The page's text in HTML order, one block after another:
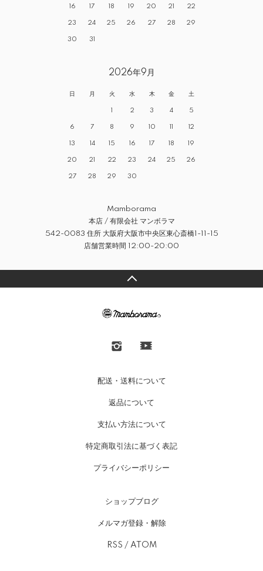
16 17 18 19 20 21 22
23 24 25 26 27 28 29
30 31
2026年9月
日 月 火 水 木 金 土
1 2 3 4 5
6 7 8 9 10 11 12
13 14 15 16 17 18 19
20 21 22 23 24 25 26
27 28 29 30
Mamborama
本店 / 有限会社 マンボラマ
542-0083 住所 大阪府大阪市中央区東心斎橋1-11-15
店舗営業時間 12:00-20:00
配送・送料について
返品について
支払い方法について
特定商取引法に基づく表記
プライバシーポリシー
ショップブログ
メルマガ登録・解除
RSS / ATOM